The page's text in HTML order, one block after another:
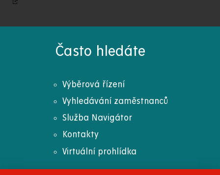
Často hledáte
Výběrová řízení
Vyhledávání zaměstnanců
Služba Navigátor
Kontakty
Virtuální prohlídka